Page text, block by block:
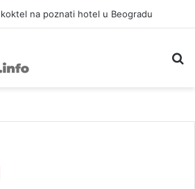
na poznati hotel u Beogradu